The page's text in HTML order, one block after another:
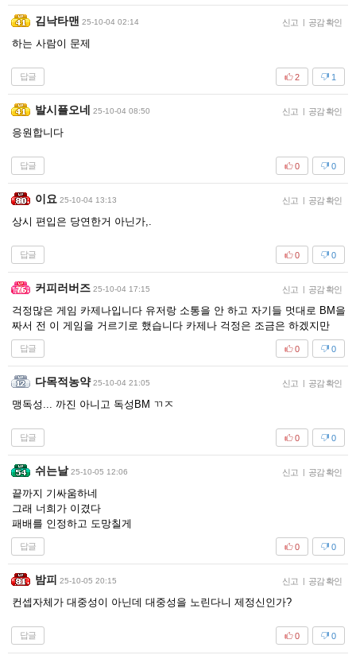
김낙타맨 25-10-04 02:14 신고 | 공감 확인
하는 사람이 문제
답글 1
2
발시플오네 25-10-04 08:50 신고 | 공감 확인
응원합니다
답글 0
0
이요 25-10-04 13:13 신고 | 공감 확인
상시 편입은 당연한거 아닌가,.
답글 0
0
커피러버즈 25-10-04 17:15 신고 | 공감 확인
걱정많은 게임 카제나입니다 유저랑 소통을 안 하고 자기들 멋대로 BM을
짜서 전 이 게임을 거르기로 했습니다 카제나 걱정은 조금은 하겠지만
답글 0
0
다목적농약 25-10-04 21:05 신고 | 공감 확인
맹독성... 까진 아니고 독성BM ㄲㅈ
답글 0
0
쉬는날 25-10-05 12:06 신고 | 공감 확인
끝까지 기싸움하네
그래 너희가 이겼다
패배를 인정하고 도망칠게
답글 0
0
밤피 25-10-05 20:15 신고 | 공감 확인
컨셉자체가 대중성이 아닌데 대중성을 노린다니 제정신인가?
답글 0
0